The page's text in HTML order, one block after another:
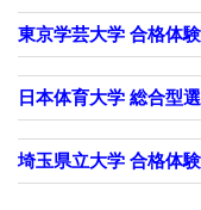
東京学芸大学 合格体
日本体育大学 総合型
埼玉県立大学 合格体